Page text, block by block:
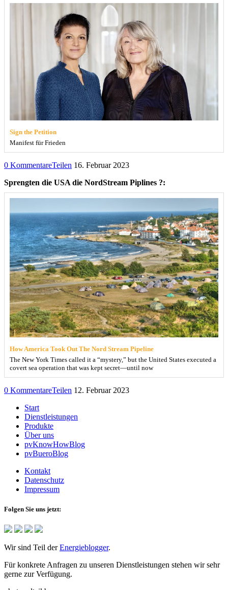
Sign the Petition
Manifest für Frieden
0 KommentareTeilen 16. Februar 2023
Sprengten die USA die NordStream Piplines ?:
How America Took Out The Nord Stream Pipeline
The New York Times called it a “mystery,” but the United States executed a
covert sea operation that was kept secret—until now
0 KommentareTeilen 12. Februar 2023
Start
Dienstleistungen
Produkte
Über uns
pvKnowHowBlog
pvBueroBlog
Kontakt
Datenschutz
Impressum
Folgen Sie uns jetzt:
Wir sind Teil derEnergieblogger.
Für konkrete Anfragen zu unseren Dienstleistungen stehen wir sehr
gerne zur Verfügung.